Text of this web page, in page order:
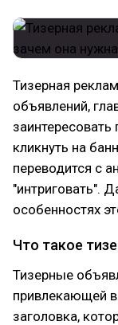
Тизерная
объявлений,
заинтересовать
кликнуть на
переводится с
"интриговать".
особенностях
Что такое
Тизерные
привлекающей
заголовка,